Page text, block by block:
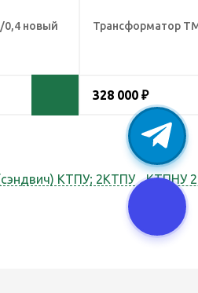
новый Трансформатор
328 000 ₽
КТПУ; 2КТПУ КТПНУ